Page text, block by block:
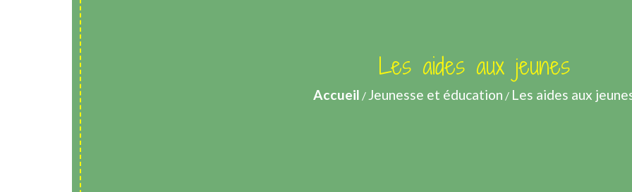
Les aides aux jeunes
Accueil / Jeunesse et éducation / Les aides aux